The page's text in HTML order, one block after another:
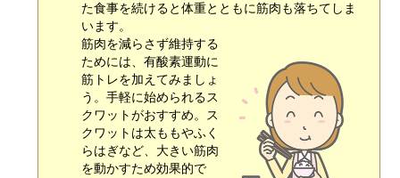
た食事を続けると体重とともに筋肉も落ちてしま
います。
筋肉を減らさず維持する
ためには、有酸素運動に
筋トレを加えてみましょ
う。手軽に始められるス
クワットがおすすめ。ス
クワットは太ももやふく
らはぎなど、大きい筋肉
を動かすため効果的で